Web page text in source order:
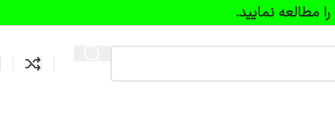
را مطالعه نمایید.